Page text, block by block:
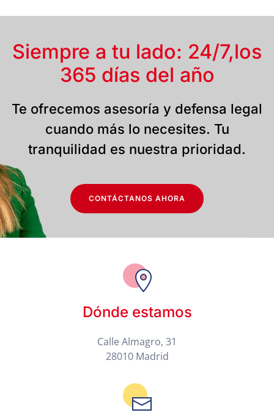
Siempre a tu lado: 24/7,los
365 días del año
Te ofrecemos asesoría y defensa legal
cuando más lo necesites. Tu
tranquilidad es nuestra prioridad.
CONTÁCTANOS AHORA
Dónde estamos
Calle Almagro, 31
28010 Madrid